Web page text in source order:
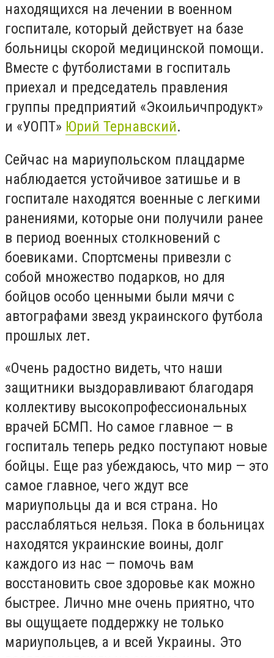
находящихся на лечении в военном
госпитале, который действует на базе
больницы скорой медицинской помощи.
Вместе с футболистами в госпиталь
приехал и председатель правления
группы предприятий «Экоильичпродукт»
и «УОПТ» Юрий Тернавский.
Сейчас на мариупольском плацдарме
наблюдается устойчивое затишье и в
госпитале находятся военные с легкими
ранениями, которые они получили ранее
в период военных столкновений с
боевиками. Спортсмены привезли с
собой множество подарков, но для
бойцов особо ценными были мячи с
автографами звезд украинского футбола
прошлых лет.
«Очень радостно видеть, что наши
защитники выздоравливают благодаря
коллективу высокопрофессиональных
врачей БСМП. Но самое главное — в
госпиталь теперь редко поступают новые
бойцы. Еще раз убеждаюсь, что мир — это
самое главное, чего ждут все
мариупольцы да и вся страна. Но
расслабляться нельзя. Пока в больницах
находятся украинские воины, долг
каждого из нас — помочь вам
восстановить свое здоровье как можно
быстрее. Лично мне очень приятно, что
вы ощущаете поддержку не только
мариупольцев, а и всей Украины. Это